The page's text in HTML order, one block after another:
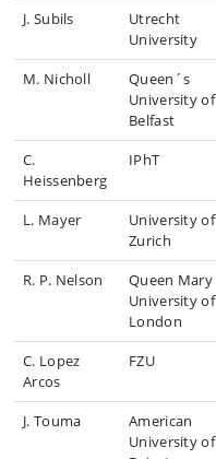
J. Subils
Utrecht
University
M. Nicholl
Queen´s
University of
Belfast
C.
Heissenberg
IPhT
L. Mayer
University of
Zurich
R. P. Nelson
Queen Mary
University of
London
C. Lopez
Arcos
FZU
J. Touma
American
University of